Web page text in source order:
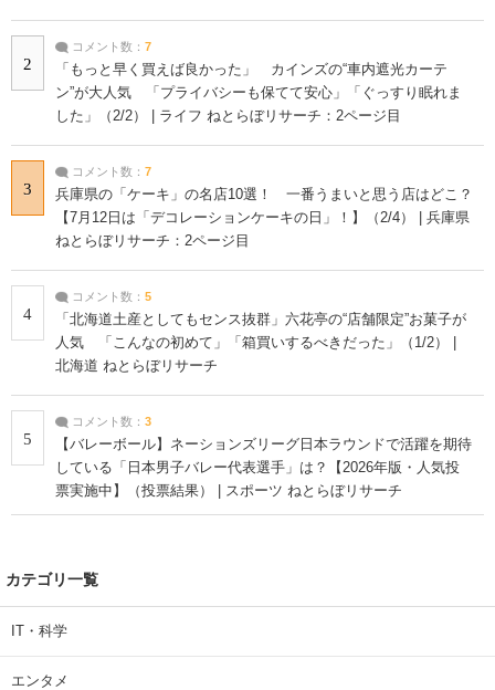
2
コメント数： 7
「もっと早く買えば良かった」 カインズの“車内遮光カーテ
ン”が大人気 「プライバシーも保てて安心」「ぐっすり眠れま
した」（2/2） | ライフ ねとらぼリサーチ：2ページ目
3
コメント数： 7
兵庫県の「ケーキ」の名店10選！ 一番うまいと思う店はどこ？
【7月12日は「デコレーションケーキの日」！】（2/4） | 兵庫県
ねとらぼリサーチ：2ページ目
4
コメント数： 5
「北海道土産としてもセンス抜群」六花亭の“店舗限定”お菓子が
人気 「こんなの初めて」「箱買いするべきだった」（1/2） |
北海道 ねとらぼリサーチ
5
コメント数： 3
【バレーボール】ネーションズリーグ日本ラウンドで活躍を期待
している「日本男子バレー代表選手」は？【2026年版・人気投
票実施中】（投票結果） | スポーツ ねとらぼリサーチ
カテゴリ一覧
IT・科学
エンタメ